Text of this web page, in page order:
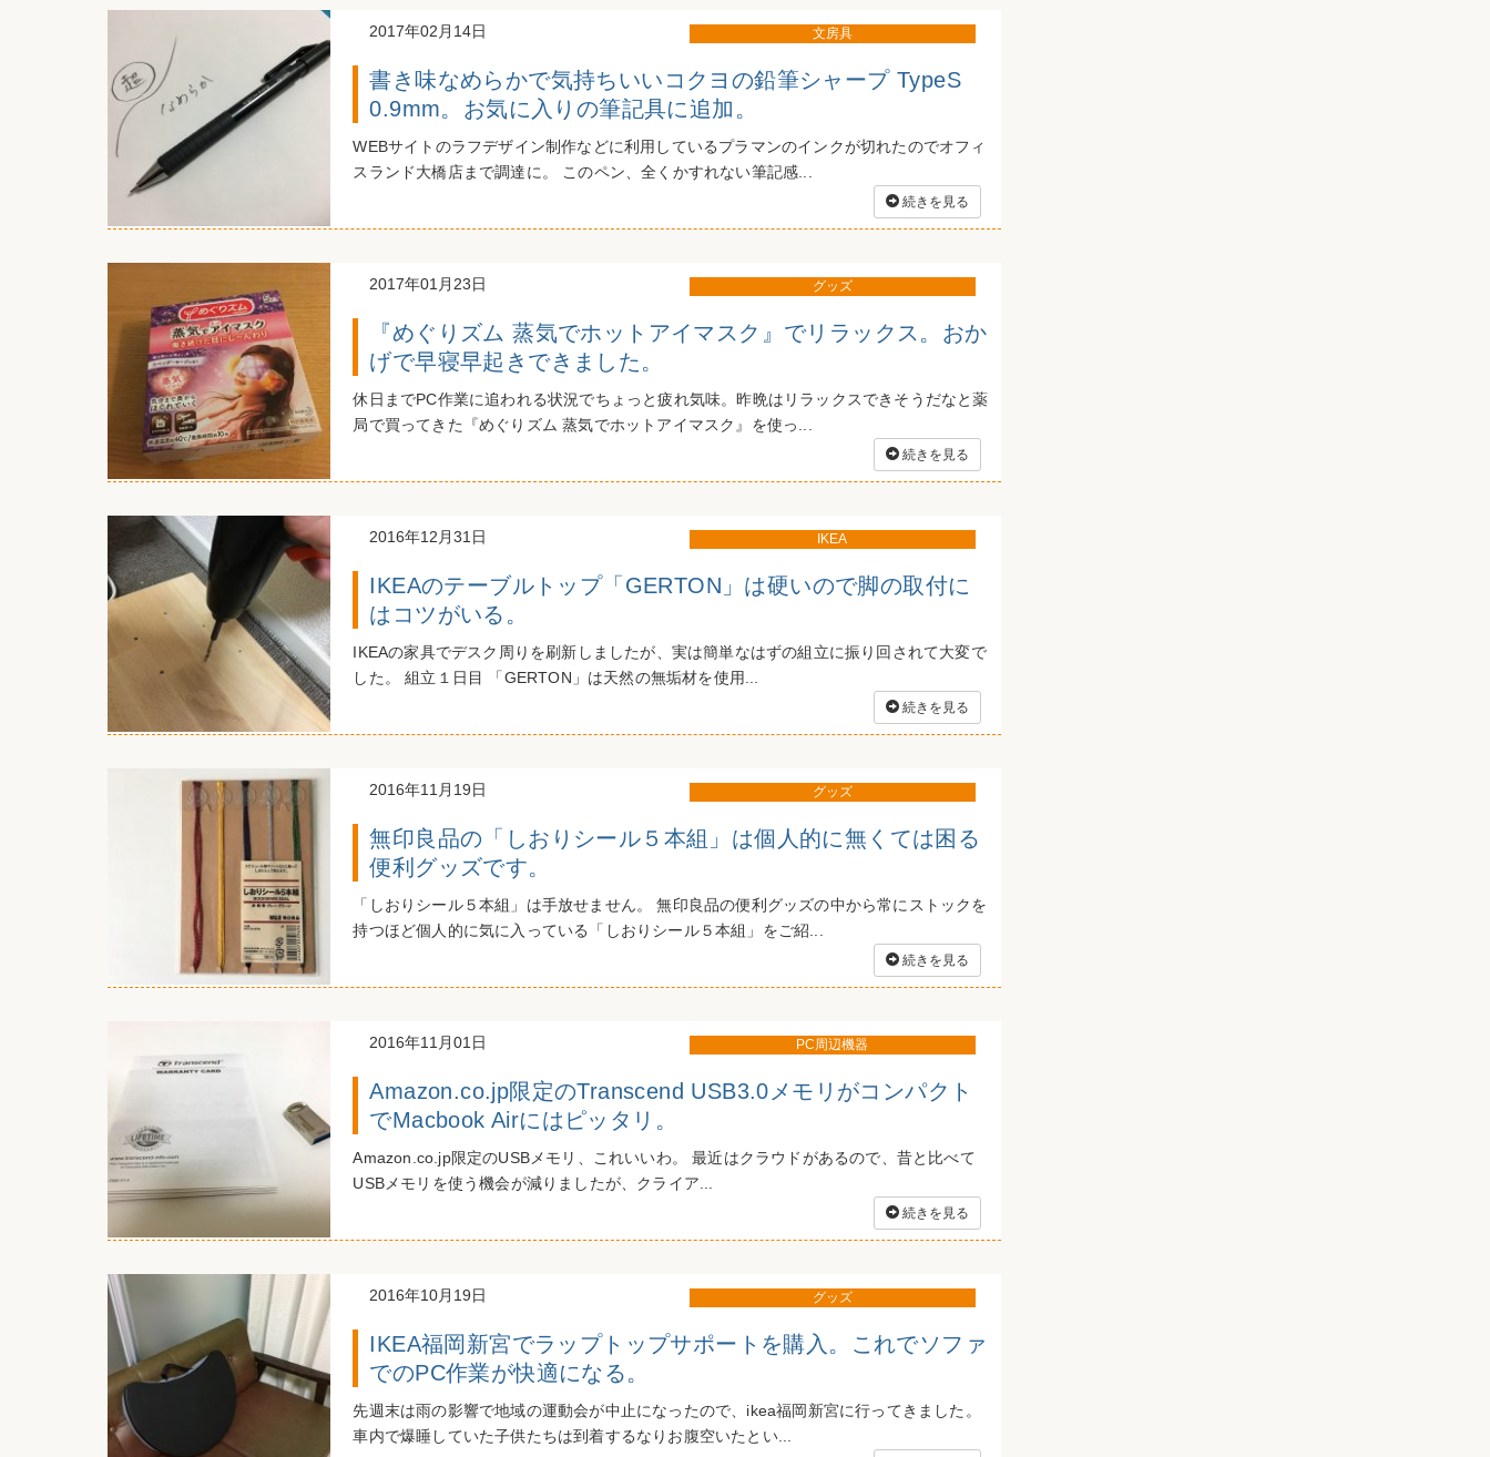
2017年02月14日 文房具
書き味なめらかで気持ちいいコクヨの鉛筆シャープ TypeS
0.9mm。お気に入りの筆記具に追加。
WEBサイトのラフデザイン制作などに利用しているプラマンのインクが切れたのでオフィ
スランド大橋店まで調達に。 このペン、全くかすれない筆記感...
続きを見る
2017年01月23日 グッズ
『めぐりズム 蒸気でホットアイマスク』でリラックス。おか
げで早寝早起きできました。
休日までPC作業に追われる状況でちょっと疲れ気味。昨晩はリラックスできそうだなと薬
局で買ってきた『めぐりズム 蒸気でホットアイマスク』を使っ...
続きを見る
2016年12月31日 IKEA
IKEAのテーブルトップ「GERTON」は硬いので脚の取付に
はコツがいる。
IKEAの家具でデスク周りを刷新しましたが、実は簡単なはずの組立に振り回されて大変で
した。 組立１日目 「GERTON」は天然の無垢材を使用...
続きを見る
2016年11月19日 グッズ
無印良品の「しおりシール５本組」は個人的に無くては困る
便利グッズです。
「しおりシール５本組」は手放せません。 無印良品の便利グッズの中から常にストックを
持つほど個人的に気に入っている「しおりシール５本組」をご紹...
続きを見る
2016年11月01日 PC周辺機器
Amazon.co.jp限定のTranscend USB3.0メモリがコンパクト
でMacbook Airにはピッタリ。
Amazon.co.jp限定のUSBメモリ、これいいわ。 最近はクラウドがあるので、昔と比べて
USBメモリを使う機会が減りましたが、クライア...
続きを見る
2016年10月19日 グッズ
IKEA福岡新宮でラップトップサポートを購入。これでソファ
でのPC作業が快適になる。
先週末は雨の影響で地域の運動会が中止になったので、ikea福岡新宮に行ってきました。
車内で爆睡していた子供たちは到着するなりお腹空いたとい...